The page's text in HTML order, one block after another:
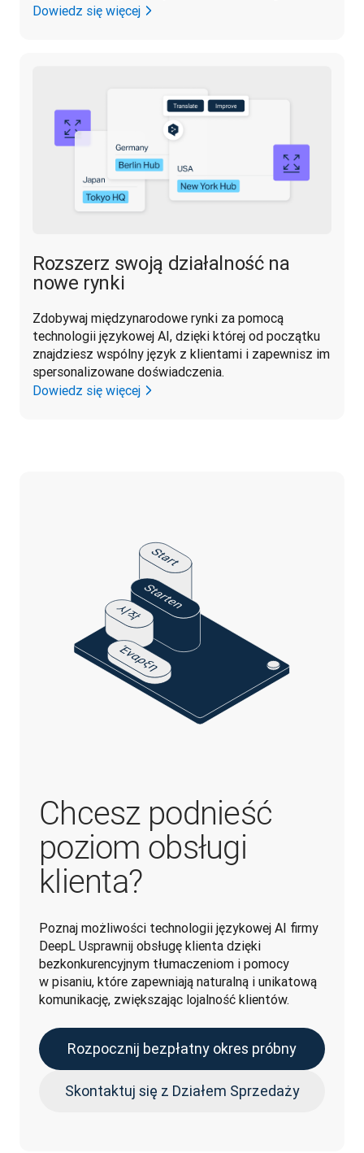
Dowiedz się więcej
Rozszerz swoją działalność na
nowe rynki
Zdobywaj międzynarodowe rynki za pomocą
technologii językowej AI, dzięki której od początku
znajdziesz wspólny język z klientami i zapewnisz im
spersonalizowane doświadczenia.
Dowiedz się więcej
Chcesz podnieść
poziom obsługi
klienta?
Poznaj możliwości technologii językowej AI firmy
DeepL Usprawnij obsługę klienta dzięki
bezkonkurencyjnym tłumaczeniom i pomocy
w pisaniu, które zapewniają naturalną i unikatową
komunikację, zwiększając lojalność klientów.
Rozpocznij bezpłatny okres próbny
Skontaktuj się z Działem Sprzedaży